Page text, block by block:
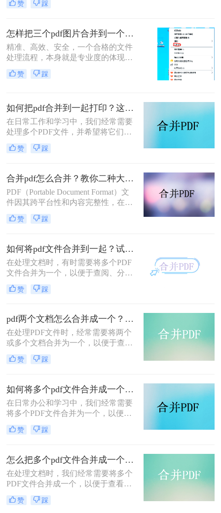
件处理是每个职场人和内容创作者的
琐、安全隐患——这些痛点几乎每天
都在消耗我们的时间和耐心。
赞 踩
怎样把三个pdf图片合并到一个文件？三招搞定，职场效率飙升秘籍！
精准、高效、安全，一个合格的文件
处理流程，本身就是专业度的体现。
在信息爆炸的职场，我们每天都要与
海量文档打交道。你是否也经常遇到
PDF，或是三份散乱的报告图表
PDF，急需你整理成一个规整的文件
进行提交或归档？
赞 踩
如何把pdf合并到一起打印？这4种合并方法了解一下！
在日常工作和学习中，我们经常需要
处理多个PDF文件，并希望将它们合
并成一个文件进行打印，以便于管理
和节省纸张。那么如何把pdf合并到一
合并PDF文件并打印，每种方法都附
有简介。
赞 踩
合并pdf怎么合并？教你二种大家都在用的合并方法！
PDF（Portable Document Format）文
件因其跨平台性和内容完整性，在日
常办公和学习中得到了广泛应用。有
时，我们需要将多个PDF文件合并为
么合并pdf怎么合并呢？本文将介绍两
种常见的PDF合并方法。
赞 踩
如何将pdf文件合并到一起？试试这二个合并方法！
在处理文档时，有时需要将多个PDF
文件合并为一个，以便于查阅、分享
或存储。那么如何将pdf文件合并到一
起呢？本文将介绍两种合并PDF文件
赞 踩
pdf两个文档怎么合并成一个？这4种合并方法快来看看！
在处理PDF文件时，经常需要将两个
或多个文档合并为一个，以便于查
阅、分享或存档。那么pdf两个文档怎
么合并成一个呢？本文将介绍四种常
赞 踩
如何将多个pdf文件合并成一个？这3种方法轻松合并文件！
在日常办公和学习中，我们经常需要
将多个PDF文件合并为一个，以便于
分享、存储和管理。那么如何将多个
pdf文件合并成一个呢？本文将介绍四
法，帮助您轻松完成PDF文件的合并
任务。
赞 踩
怎么把多个pdf文件合并成一个？试试看这二种转换方式！
在处理文档时，我们经常需要将多个
PDF文件合并成一个，以便于查看、
传输和存档。那么怎么把多个pdf文件
合并成一个呢？本文将介绍两种常用
赞 踩